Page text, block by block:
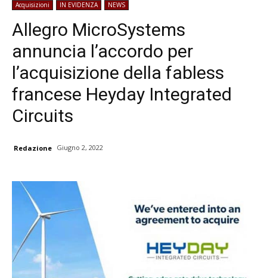
Acquisizioni IN EVIDENZA NEWS
Allegro MicroSystems
annuncia l’accordo per
l’acquisizione della fabless
francese Heyday Integrated
Circuits
Redazione Giugno 2, 2022